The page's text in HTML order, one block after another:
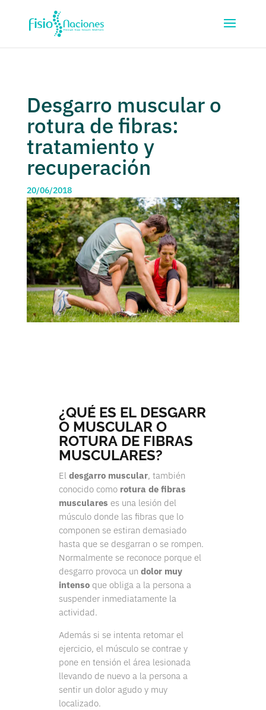
Desgarro muscular o
rotura de fibras:
tratamiento y
recuperación
20/06/2018
¿QUÉ ES EL DESGARR
O MUSCULAR O
ROTURA DE FIBRAS
MUSCULARES?
El desgarro muscular, también
conocido como rotura de fibras
musculares es una lesión del
músculo donde las fibras que lo
componen se estiran demasiado
hasta que se desgarran o se rompen.
Normalmente se reconoce porque el
desgarro provoca un dolor muy
intensoque obliga a la persona a
suspender inmediatamente la
actividad.
Además si se intenta retomar el
ejercicio, el músculo se contrae y
pone en tensión el área lesionada
llevando de nuevo a la persona a
sentir un dolor agudo y muy
localizado.